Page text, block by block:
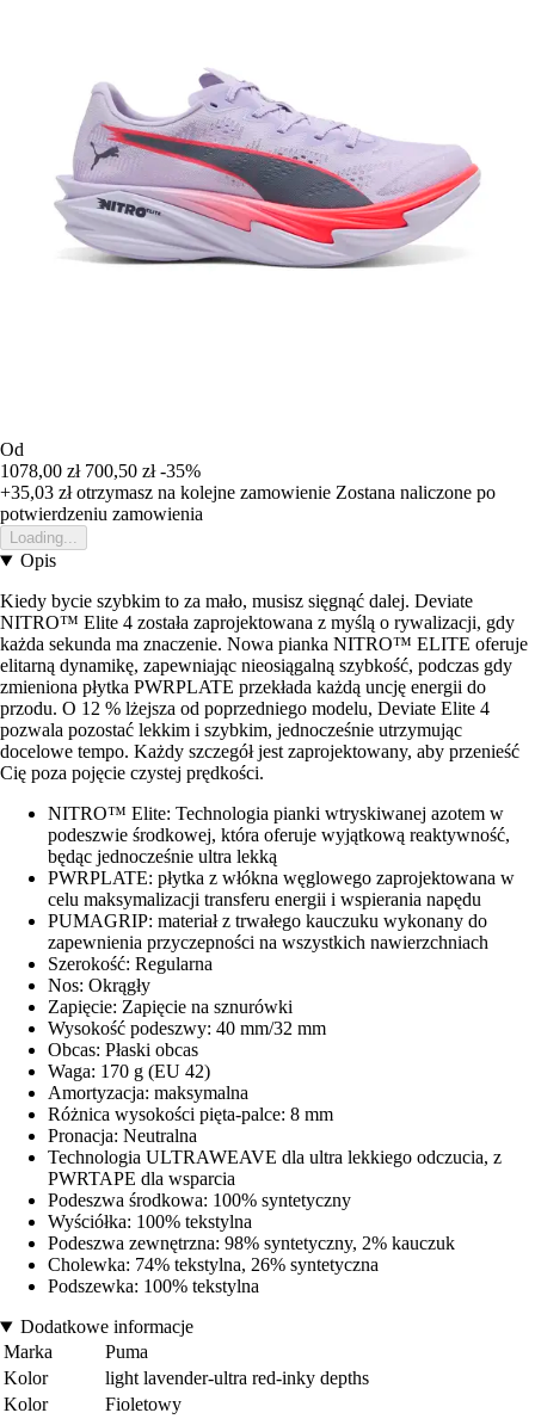
Od
1078,00 zł 700,50 zł -35%
+35,03 złotrzymasz na kolejne zamowienie Zostana naliczone po
potwierdzeniu zamowienia
Loading...
Opis
Kiedy bycie szybkim to za mało, musisz sięgnąć dalej. Deviate
NITRO™ Elite 4 została zaprojektowana z myślą o rywalizacji, gdy
każda sekunda ma znaczenie. Nowa pianka NITRO™ ELITE oferuje
elitarną dynamikę, zapewniając nieosiągalną szybkość, podczas gdy
zmieniona płytka PWRPLATE przekłada każdą uncję energii do
przodu. O 12 % lżejsza od poprzedniego modelu, Deviate Elite 4
pozwala pozostać lekkim i szybkim, jednocześnie utrzymując
docelowe tempo. Każdy szczegół jest zaprojektowany, aby przenieść
Cię poza pojęcie czystej prędkości.
NITRO™ Elite: Technologia pianki wtryskiwanej azotem w
podeszwie środkowej, która oferuje wyjątkową reaktywność,
będąc jednocześnie ultra lekką
PWRPLATE: płytka z włókna węglowego zaprojektowana w
celu maksymalizacji transferu energii i wspierania napędu
PUMAGRIP: materiał z trwałego kauczuku wykonany do
zapewnienia przyczepności na wszystkich nawierzchniach
Szerokość: Regularna
Nos: Okrągły
Zapięcie: Zapięcie na sznurówki
Wysokość podeszwy: 40 mm/32 mm
Obcas: Płaski obcas
Waga: 170 g (EU 42)
Amortyzacja: maksymalna
Różnica wysokości pięta-palce: 8 mm
Pronacja: Neutralna
Technologia ULTRAWEAVE dla ultra lekkiego odczucia, z
PWRTAPE dla wsparcia
Podeszwa środkowa: 100% syntetyczny
Wyściółka: 100% tekstylna
Podeszwa zewnętrzna: 98% syntetyczny, 2% kauczuk
Cholewka: 74% tekstylna, 26% syntetyczna
Podszewka: 100% tekstylna
Dodatkowe informacje
Marka
Puma
Kolor
light lavender-ultra red-inky depths
Kolor
Fioletowy